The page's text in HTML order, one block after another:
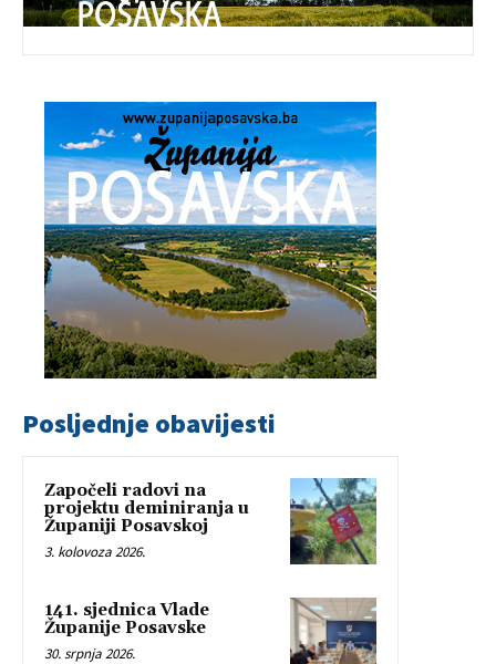
Posljednje obavijesti
Započeli radovi na
projektu deminiranja u
Županiji Posavskoj
3. kolovoza 2026.
141. sjednica Vlade
Županije Posavske
30. srpnja 2026.